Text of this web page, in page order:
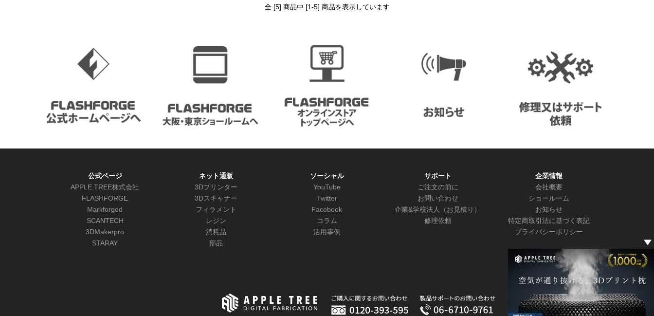
全 [5] 商品中 [1-5] 商品を表示しています
公式ページ
APPLE TREE株式会社
FLASHFORGE
Markforged
SCANTECH
3DMakerpro
STARAY
ネット通販
3Dプリンター
3Dスキャナー
フィラメント
レジン
消耗品
部品
ソーシャル
YouTube
Twitter
Facebook
コラム
活用事例
サポート
ご注文の前に
お問い合わせ
企業&学校法人（お見積り）
修理依頼
企業情報
会社概要
ショールーム
お知らせ
特定商取引法に基づく表記
プライバシーポリシー